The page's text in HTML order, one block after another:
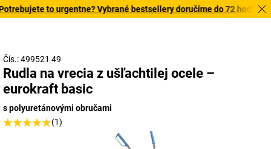
to urgentne? Vybrané bestsellery doručíme do 72 hodín.
Čís.: 499521 49
Rudla na vrecia z ušľachtilej ocele –
eurokraft basic
s polyuretánovými obručami
(1)